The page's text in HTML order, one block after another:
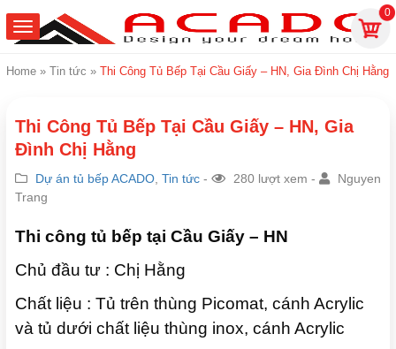
0
Home » Tin tức » Thi Công Tủ Bếp Tại Cầu Giấy – HN, Gia Đình Chị Hằng
Thi Công Tủ Bếp Tại Cầu Giấy – HN, Gia
Đình Chị Hằng
Dự án tủ bếp ACADO Tin tức - 280 lượt xem -
Nguyen
Trang
Thi công tủ bếp tại Cầu Giấy – HN
Chủ đầu tư : Chị Hằng
Chất liệu : Tủ trên thùng Picomat, cánh Acrylic
và tủ dưới chất liệu thùng inox, cánh Acrylic